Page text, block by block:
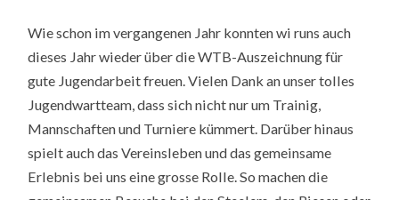
FÜR
JUGENDARBEIT
Wie schon im vergangenen Jahr konnten wi runs auch
dieses Jahr wieder über die WTB-Auszeichnung für
gute Jugendarbeit freuen. Vielen Dank an unser tolles
Jugendwartteam, dass sich nicht nur um Trainig,
Mannschaften und Turniere kümmert. Darüber hinaus
spielt auch das Vereinsleben und das gemeinsame
Erlebnis bei uns eine grosse Rolle. So machen die